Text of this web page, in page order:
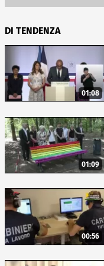
DI TENDENZA
01:08
01:09
00:56